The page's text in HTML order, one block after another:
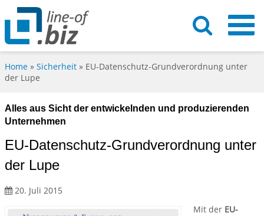
Home » Sicherheit » EU-Datenschutz-Grundverordnung unter
der Lupe
Alles aus Sicht der entwickelnden und produzierenden
Unternehmen
EU-Datenschutz-Grundverordnung unter
der Lupe
20. Juli 2015
Mit der EU-